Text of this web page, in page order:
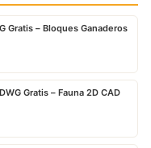
Gratis – Bloques Ganaderos
Gratis – Fauna 2D CAD